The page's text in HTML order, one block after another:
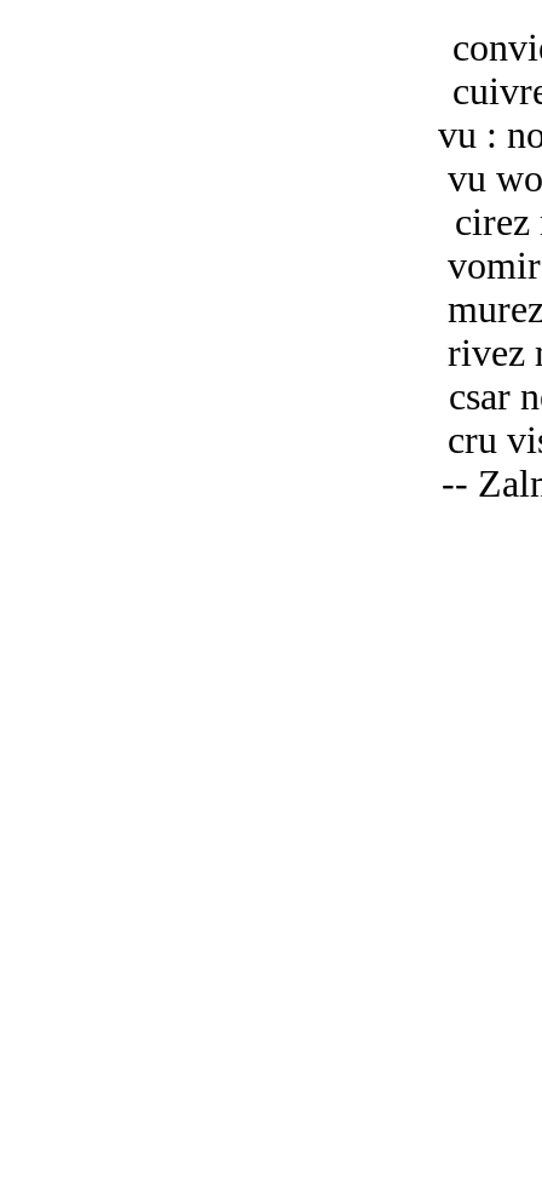
vu :
vu
cirez
rivez
csar
cru
--